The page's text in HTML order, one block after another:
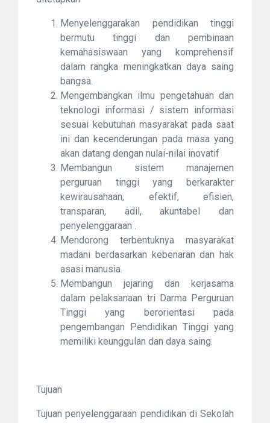
Menyelenggarakan pendidikan tinggi
bermutu tinggi dan pembinaan
kemahasiswaan yang komprehensif
dalam rangka meningkatkan daya saing
bangsa.
Mengembangkan ilmu pengetahuan dan
teknologi informasi / sistem informasi
sesuai kebutuhan masyarakat pada saat
ini dan kecenderungan pada masa yang
akan datang dengan nulai-nilai inovatif
Membangun sistem manajemen
perguruan tinggi yang berkarakter
kewirausahaan, efektif, efisien,
transparan, adil, akuntabel dan
penyelenggaraan .
Mendorong terbentuknya masyarakat
madani berdasarkan kebenaran dan hak
asasi manusia.
Membangun jejaring dan kerjasama
dalam pelaksanaan tri Darma Perguruan
Tinggi yang berorientasi pada
pengembangan Pendidikan Tinggi yang
memiliki keunggulan dan daya saing.
Tujuan
Tujuan penyelenggaraan pendidikan di Sekolah